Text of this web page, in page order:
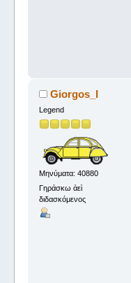
Giorgos_I
Legend
Μηνύματα: 40880
Γηράσκω ἀεὶ
διδασκόμενος